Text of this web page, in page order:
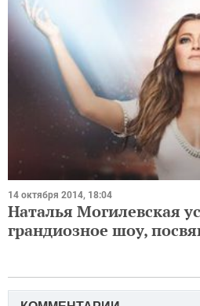
14 октября 2014, 18:04
Наталья Могилевская
грандиозное шоу,